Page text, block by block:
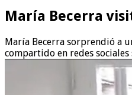
María Becerra
María Becerra sorprendió a
compartido en redes